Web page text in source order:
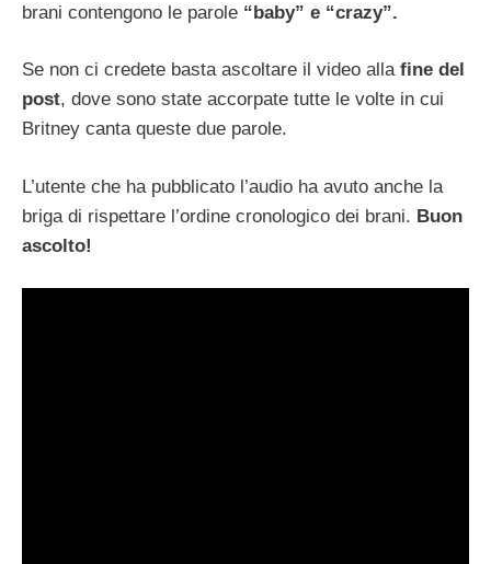
brani contengono le parole “baby” e “crazy”.
Se non ci credete basta ascoltare il video alla fine del
post, dove sono state accorpate tutte le volte in cui
Britney canta queste due parole.
L’utente che ha pubblicato l’audio ha avuto anche la
briga di rispettare l’ordine cronologico dei brani. Buon
ascolto!